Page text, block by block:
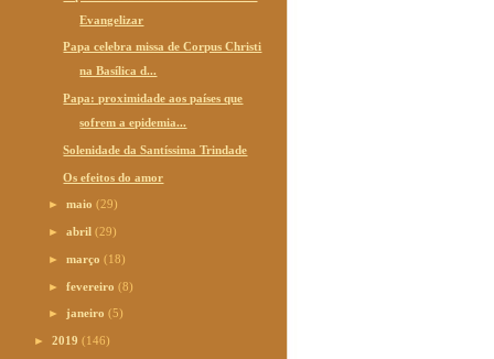
Evangelizar
Papa celebra missa de Corpus Christi
na Basílica d...
Papa: proximidade aos países que
sofrem a epidemia...
Solenidade da Santíssima Trindade
Os efeitos do amor
►maio(29)
►abril(29)
►março(18)
►fevereiro(8)
► janeiro(5)
► 2019 (146)